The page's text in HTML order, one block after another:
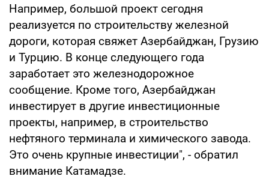
Например, большой проект сегодня
реализуется по строительству железной
дороги, которая свяжет Азербайджан, Грузию
и Турцию. В конце следующего года
заработает это железнодорожное
сообщение. Кроме того, Азербайджан
инвестирует в другие инвестиционные
проекты, например, в строительство
нефтяного терминала и химического завода.
Это очень крупные инвестиции", - обратил
внимание Катамадзе.